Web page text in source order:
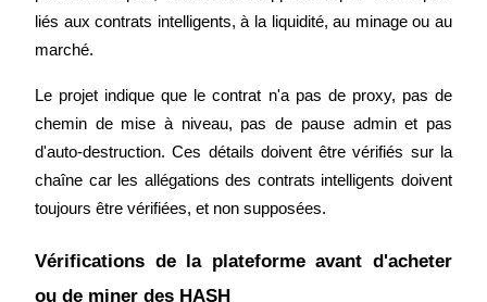
Invitez un ami pour recevoir des récompenses en espèces
BTC Welcome Rewards
liés aux contrats intelligents, à la liquidité, au minage ou au
marché.
Le projet indique que le contrat n'a pas de proxy, pas de
chemin de mise à niveau, pas de pause admin et pas
d'auto-destruction. Ces détails doivent être vérifiés sur la
chaîne car les allégations des contrats intelligents doivent
toujours être vérifiées, et non supposées.
Vérifications de la plateforme avant d'acheter
ou de miner des HASH